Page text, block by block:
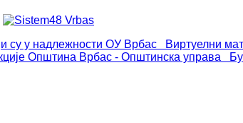
су у надлежности ОУ Врбас Виртуелни
Општина Врбас - Општинска управа